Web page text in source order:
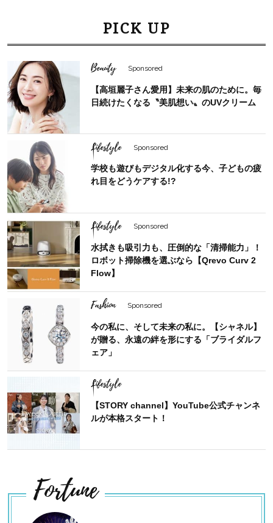
PICK UP
Beauty Sponsored
【高垣麗子さん愛用】未来の肌のために。毎
日続けたくなる〝美肌想い〟のUVクリーム
Lifestyle Sponsored
学校も遊びもデジタル化する今、子どもの疲
れ目をどうケアする!?
Lifestyle Sponsored
水拭きも吸引力も、圧倒的な「清掃能力」！
ロボット掃除機を選ぶなら【Qrevo Curv 2
Flow】
Fashion Sponsored
今の私に、そして未来の私に。【シャネル】
が贈る、永遠の絆を形にする「ブライダルフ
ェア」
Lifestyle
【STORY channel】YouTube公式チャンネ
ルが本格スタート！
Fortune